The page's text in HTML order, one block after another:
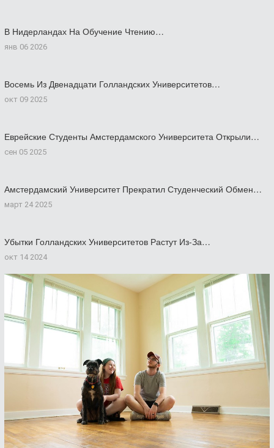
В Нидерландах На Обучение Чтению…
янв 06 2026
Восемь Из Двенадцати Голландских Университетов…
окт 09 2025
Еврейские Студенты Амстердамского Университета Открыли…
сен 05 2025
Амстердамский Университет Прекратил Студенческий Обмен…
март 24 2025
Убытки Голландских Университетов Растут Из-За…
окт 14 2024